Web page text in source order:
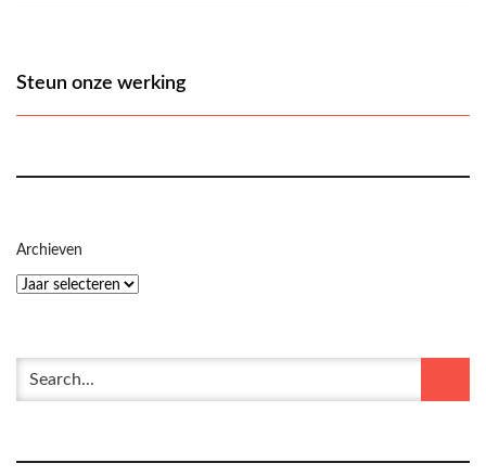
Steun onze werking
Archieven